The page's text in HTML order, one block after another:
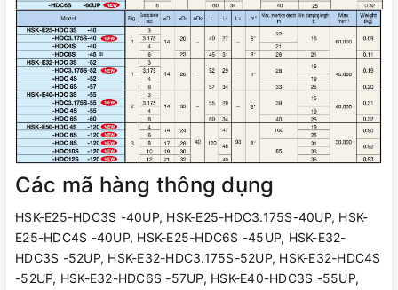
Các mã hàng thông dụng
HSK-E25-HDC3S -40UP, HSK-E25-HDC3.175S-40UP, HSK-
E25-HDC4S -40UP, HSK-E25-HDC6S -45UP, HSK-E32-
HDC3S -52UP, HSK-E32-HDC3.175S-52UP, HSK-E32-HDC4S
-52UP, HSK-E32-HDC6S -57UP, HSK-E40-HDC3S -55UP,